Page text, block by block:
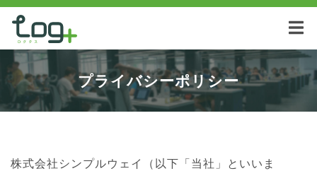
プライバシーポリシー
株式会社シンプルウェイ（以下「当社」といいま